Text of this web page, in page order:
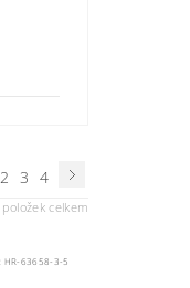
2 3 4
položek celkem
HR-63658-3-5